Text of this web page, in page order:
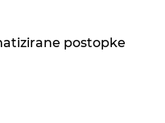
postopke